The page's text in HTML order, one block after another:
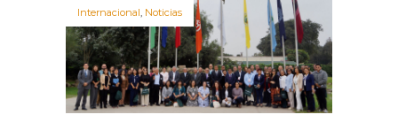
Internacional, Noticias